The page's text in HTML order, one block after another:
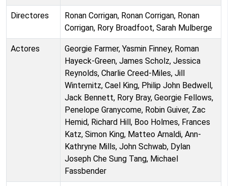
Directores
Ronan Corrigan, Ronan Corrigan, Ronan
Corrigan, Rory Broadfoot, Sarah Mulberge
Actores
Georgie Farmer, Yasmin Finney, Roman
Hayeck-Green, James Scholz, Jessica
Reynolds, Charlie Creed-Miles, Jill
Winternitz, Cael King, Philip John Bedwell,
Jack Bennett, Rory Bray, Georgie Fellows,
Penelope Granycome, Robin Guiver, Zac
Hemid, Richard Hill, Boo Holmes, Frances
Katz, Simon King, Matteo Arnaldi, Ann-
Kathryne Mills, John Schwab, Dylan
Joseph Che Sung Tang, Michael
Fassbender